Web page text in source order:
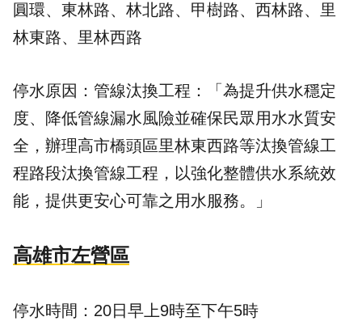
圓環、東林路、林北路、甲樹路、西林路、里
林東路、里林西路
停水原因：管線汰換工程：「為提升供水穩定
度、降低管線漏水風險並確保民眾用水水質安
全，辦理高市橋頭區里林東西路等汰換管線工
程路段汰換管線工程，以強化整體供水系統效
能，提供更安心可靠之用水服務。」
高雄市左營區
停水時間：20日早上9時至下午5時